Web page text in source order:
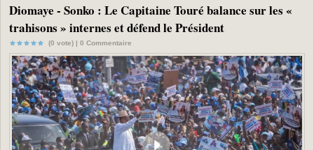
Diomaye - Sonko : Le Capitaine Touré balance sur les «
trahisons » internes et défend le Président
(0 vote) | 0 Commentaire